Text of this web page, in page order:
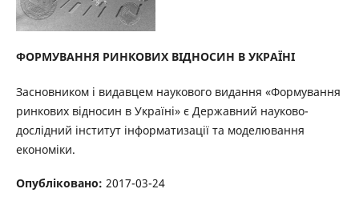
ФОРМУВАННЯ РИНКОВИХ ВІДНОСИН В УКРАЇНІ
Засновником і видавцем наукового видання «Формування
ринкових відносин в Україні» є Державний науково-
дослідний інститут інформатизації та моделювання
економіки.
Опубліковано: 2017-03-24